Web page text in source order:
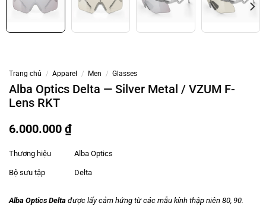
Trang chủ / Apparel / Men / Glasses
Alba Optics Delta — Silver Metal / VZUM F-
Lens RKT
6.000.000 ₫
Thương hiệu Alba Optics
Bộ sưu tập Delta
Alba Optics Delta được lấy cảm hứng từ các mẫu kính thập niên 80, 90.